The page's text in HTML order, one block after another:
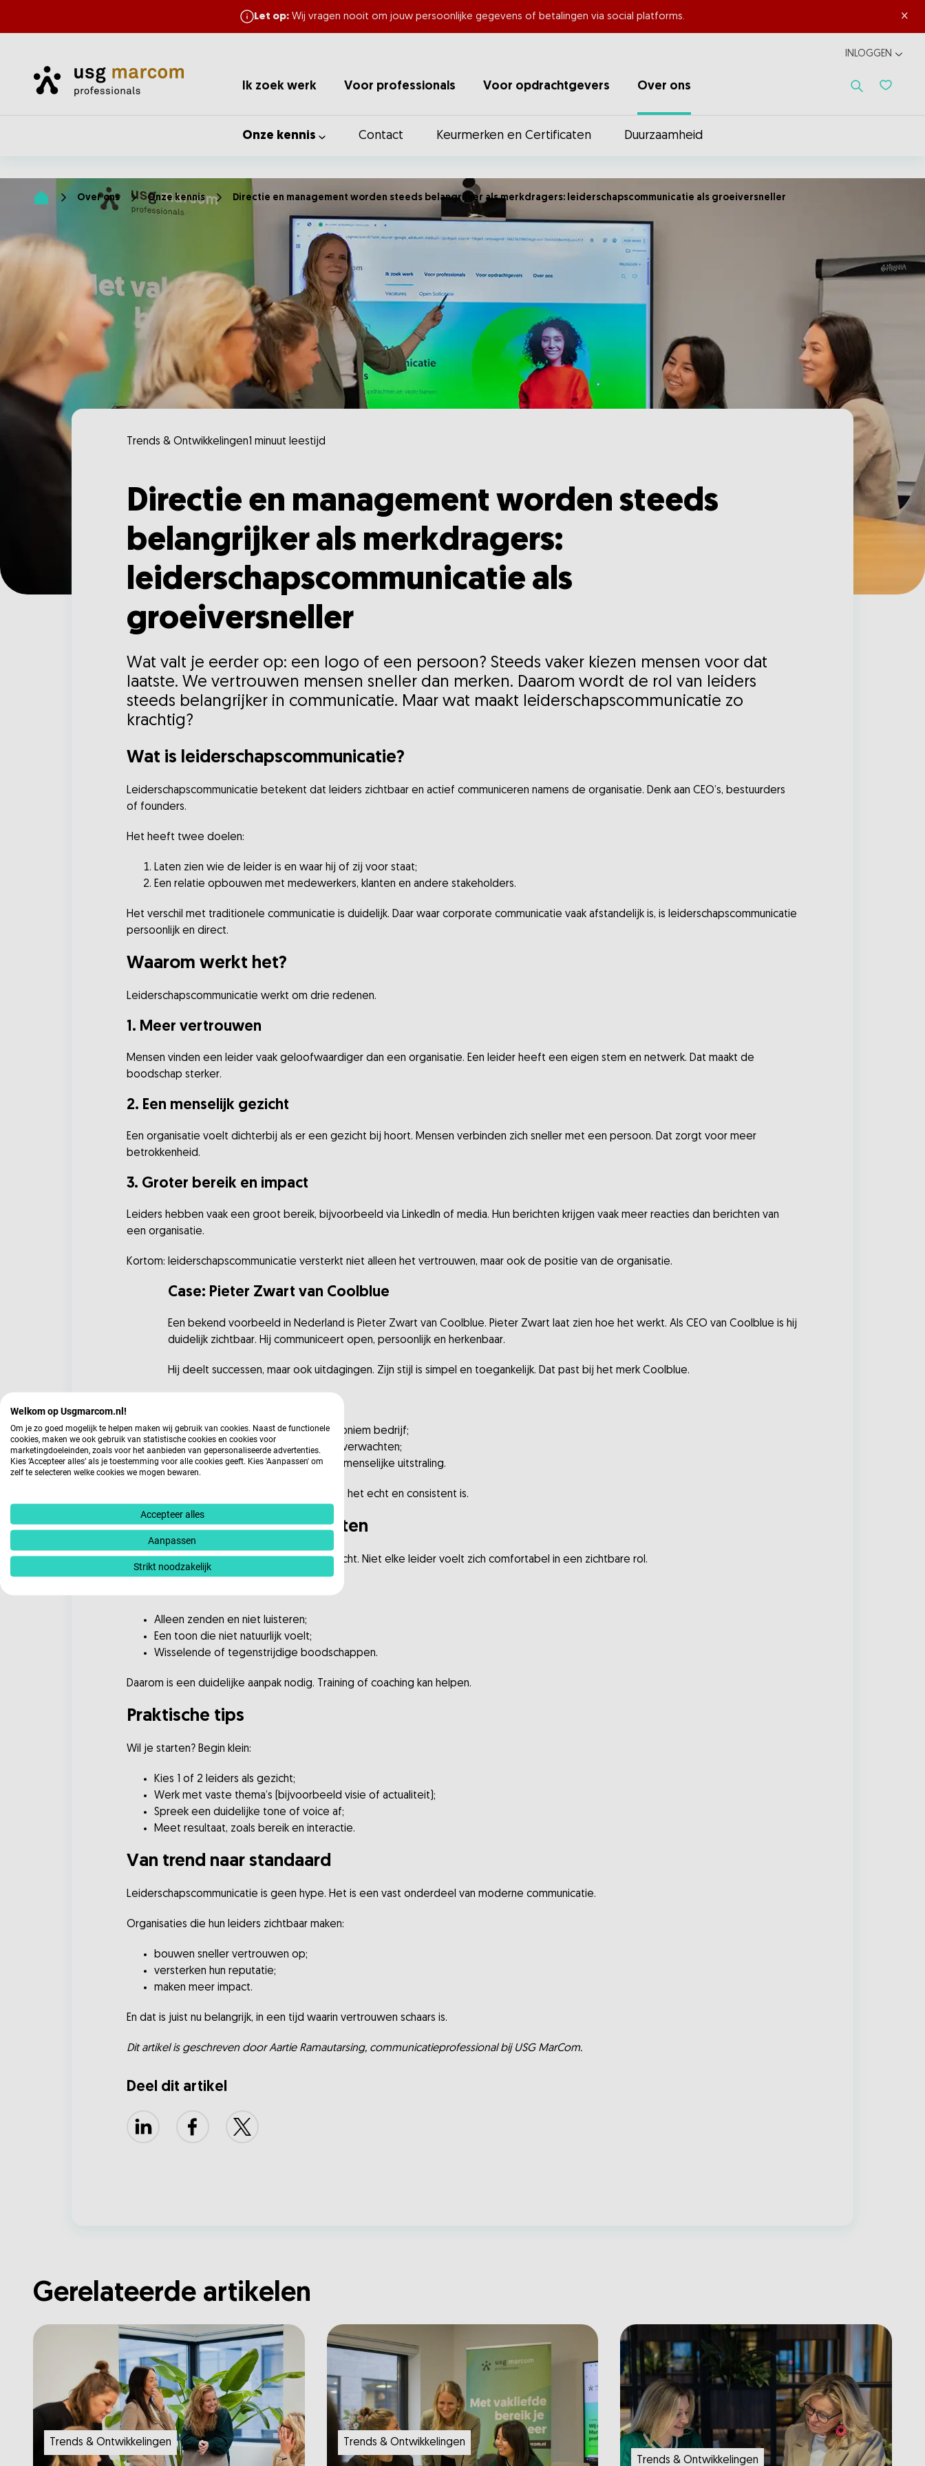
×
Let op: Wij vragen nooit om jouw persoonlijke gegevens of betalingen via social platforms.
Home
Ik zoek werk Voor professionals Voor opdrachtgevers Over ons
INLOGGEN
Onze kennis Contact Keurmerken en Certificaten Duurzaamheid
Over ons Onze kennis Directie en management worden steeds belangrijker als merkdragers: leiderschapscommunicatie als groeiversneller
Trends & Ontwikkelingen 1 minuut leestijd
Directie en management worden steeds
belangrijker als merkdragers:
leiderschapscommunicatie als
groeiversneller
Wat valt je eerder op: een logo of een persoon? Steeds vaker kiezen mensen voor dat
laatste. We vertrouwen mensen sneller dan merken. Daarom wordt de rol van leiders
steeds belangrijker in communicatie. Maar wat maakt leiderschapscommunicatie zo
krachtig?
Wat is leiderschapscommunicatie?
Leiderschapscommunicatie betekent dat leiders zichtbaar en actief communiceren namens de organisatie. Denk aan CEO’s, bestuurders
of founders.
Het heeft twee doelen:
Laten zien wie de leider is en waar hij of zij voor staat;
Een relatie opbouwen met medewerkers, klanten en andere stakeholders.
Het verschil met traditionele communicatie is duidelijk. Daar waar corporate communicatie vaak afstandelijk is, is leiderschapscommunicatie
persoonlijk en direct.
Waarom werkt het?
Leiderschapscommunicatie werkt om drie redenen.
1. Meer vertrouwen
Mensen vinden een leider vaak geloofwaardiger dan een organisatie. Een leider heeft een eigen stem en netwerk. Dat maakt de
boodschap sterker.
2. Een menselijk gezicht
Een organisatie voelt dichterbij als er een gezicht bij hoort. Mensen verbinden zich sneller met een persoon. Dat zorgt voor meer
betrokkenheid.
3. Groter bereik en impact
Leiders hebben vaak een groot bereik, bijvoorbeeld via LinkedIn of media. Hun berichten krijgen vaak meer reacties dan berichten van
een organisatie.
Kortom: leiderschapscommunicatie versterkt niet alleen het vertrouwen, maar ook de positie van de organisatie.
Case: Pieter Zwart van Coolblue
Een bekend voorbeeld in Nederland is Pieter Zwart van Coolblue. Pieter Zwart laat zien hoe het werkt. Als CEO van Coolblue is hij
duidelijk zichtbaar. Hij communiceert open, persoonlijk en herkenbaar.
Hij deelt successen, maar ook uitdagingen. Zijn stijl is simpel en toegankelijk. Dat past bij het merk Coolblue.
Coolblue voelt niet als een anoniem bedrijf;
Klanten weten wat ze kunnen verwachten;
Het merk krijgt een duidelijke, menselijke uitstraling.
Belangrijkste les: het werkt alleen als het echt en consistent is.
Valkuilen en aandachtspunten
Leiderschapscommunicatie vraagt om aandacht. Niet elke leider voelt zich comfortabel in een zichtbare rol.
Alleen zenden en niet luisteren;
Een toon die niet natuurlijk voelt;
Wisselende of tegenstrijdige boodschappen.
Daarom is een duidelijke aanpak nodig. Training of coaching kan helpen.
Praktische tips
Wil je starten? Begin klein:
Kies 1 of 2 leiders als gezicht;
Werk met vaste thema’s (bijvoorbeeld visie of actualiteit);
Spreek een duidelijke tone of voice af;
Meet resultaat, zoals bereik en interactie.
Van trend naar standaard
Leiderschapscommunicatie is geen hype. Het is een vast onderdeel van moderne communicatie.
Organisaties die hun leiders zichtbaar maken:
bouwen sneller vertrouwen op;
versterken hun reputatie;
maken meer impact.
En dat is juist nu belangrijk, in een tijd waarin vertrouwen schaars is.
Dit artikel is geschreven door Aartie Ramautarsing, communicatieprofessional bij USG MarCom.
Deel dit artikel
LinkedIn FacebookX
Gerelateerde artikelen
Trends & Ontwikkelingen
Trends & Ontwikkelingen
Trends & Ontwikkelingen
Welkom op Usgmarcom.nl!
Om je zo goed mogelijk te helpen maken wij gebruik van cookies. Naast de functionele
cookies, maken we ook gebruik van statistische cookies en cookies voor
marketingdoeleinden, zoals voor het aanbieden van gepersonaliseerde advertenties.
Kies ‘Accepteer alles’ als je toestemming voor alle cookies geeft. Kies 'Aanpassen' om
zelf te selecteren welke cookies we mogen bewaren.
Accepteer alles
Aanpassen
Strikt noodzakelijk